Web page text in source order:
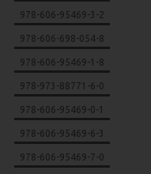
978-606-95469-3-2
978-606-698-054-8
978-606-95469-1-8
978-973-88771-6-0
978-606-95469-0-1
978-606-95469-6-3
978-606-95469-7-0